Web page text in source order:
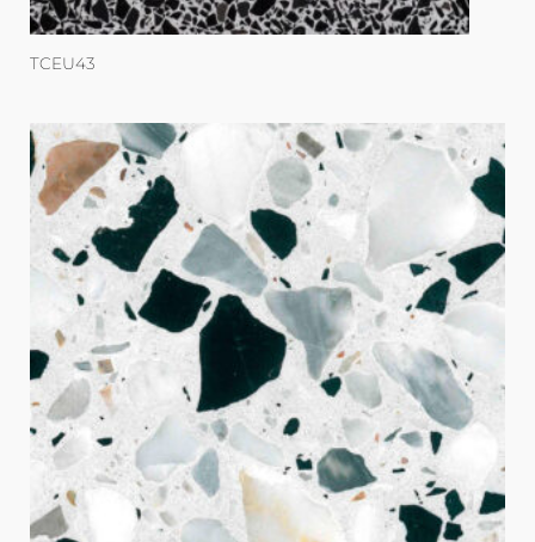
TCEU43